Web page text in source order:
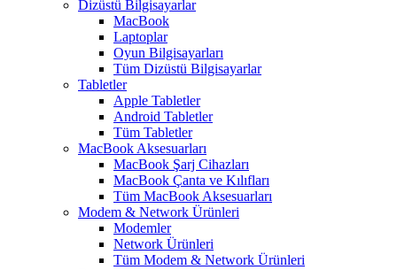
Dizüstü Bilgisayarlar
MacBook
Laptoplar
Oyun Bilgisayarları
Tüm Dizüstü Bilgisayarlar
Tabletler
Apple Tabletler
Android Tabletler
Tüm Tabletler
MacBook Aksesuarları
MacBook Şarj Cihazları
MacBook Çanta ve Kılıfları
Tüm MacBook Aksesuarları
Modem & Network Ürünleri
Modemler
Network Ürünleri
Tüm Modem & Network Ürünleri